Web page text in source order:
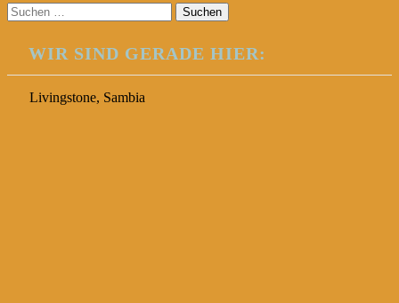
Suchen
nach:
WIR SIND GERADE HIER:
Livingstone, Sambia